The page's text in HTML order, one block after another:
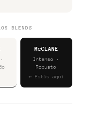
BLENDS
McCLANE
Intenso ·
Robusto
← Estás aquí